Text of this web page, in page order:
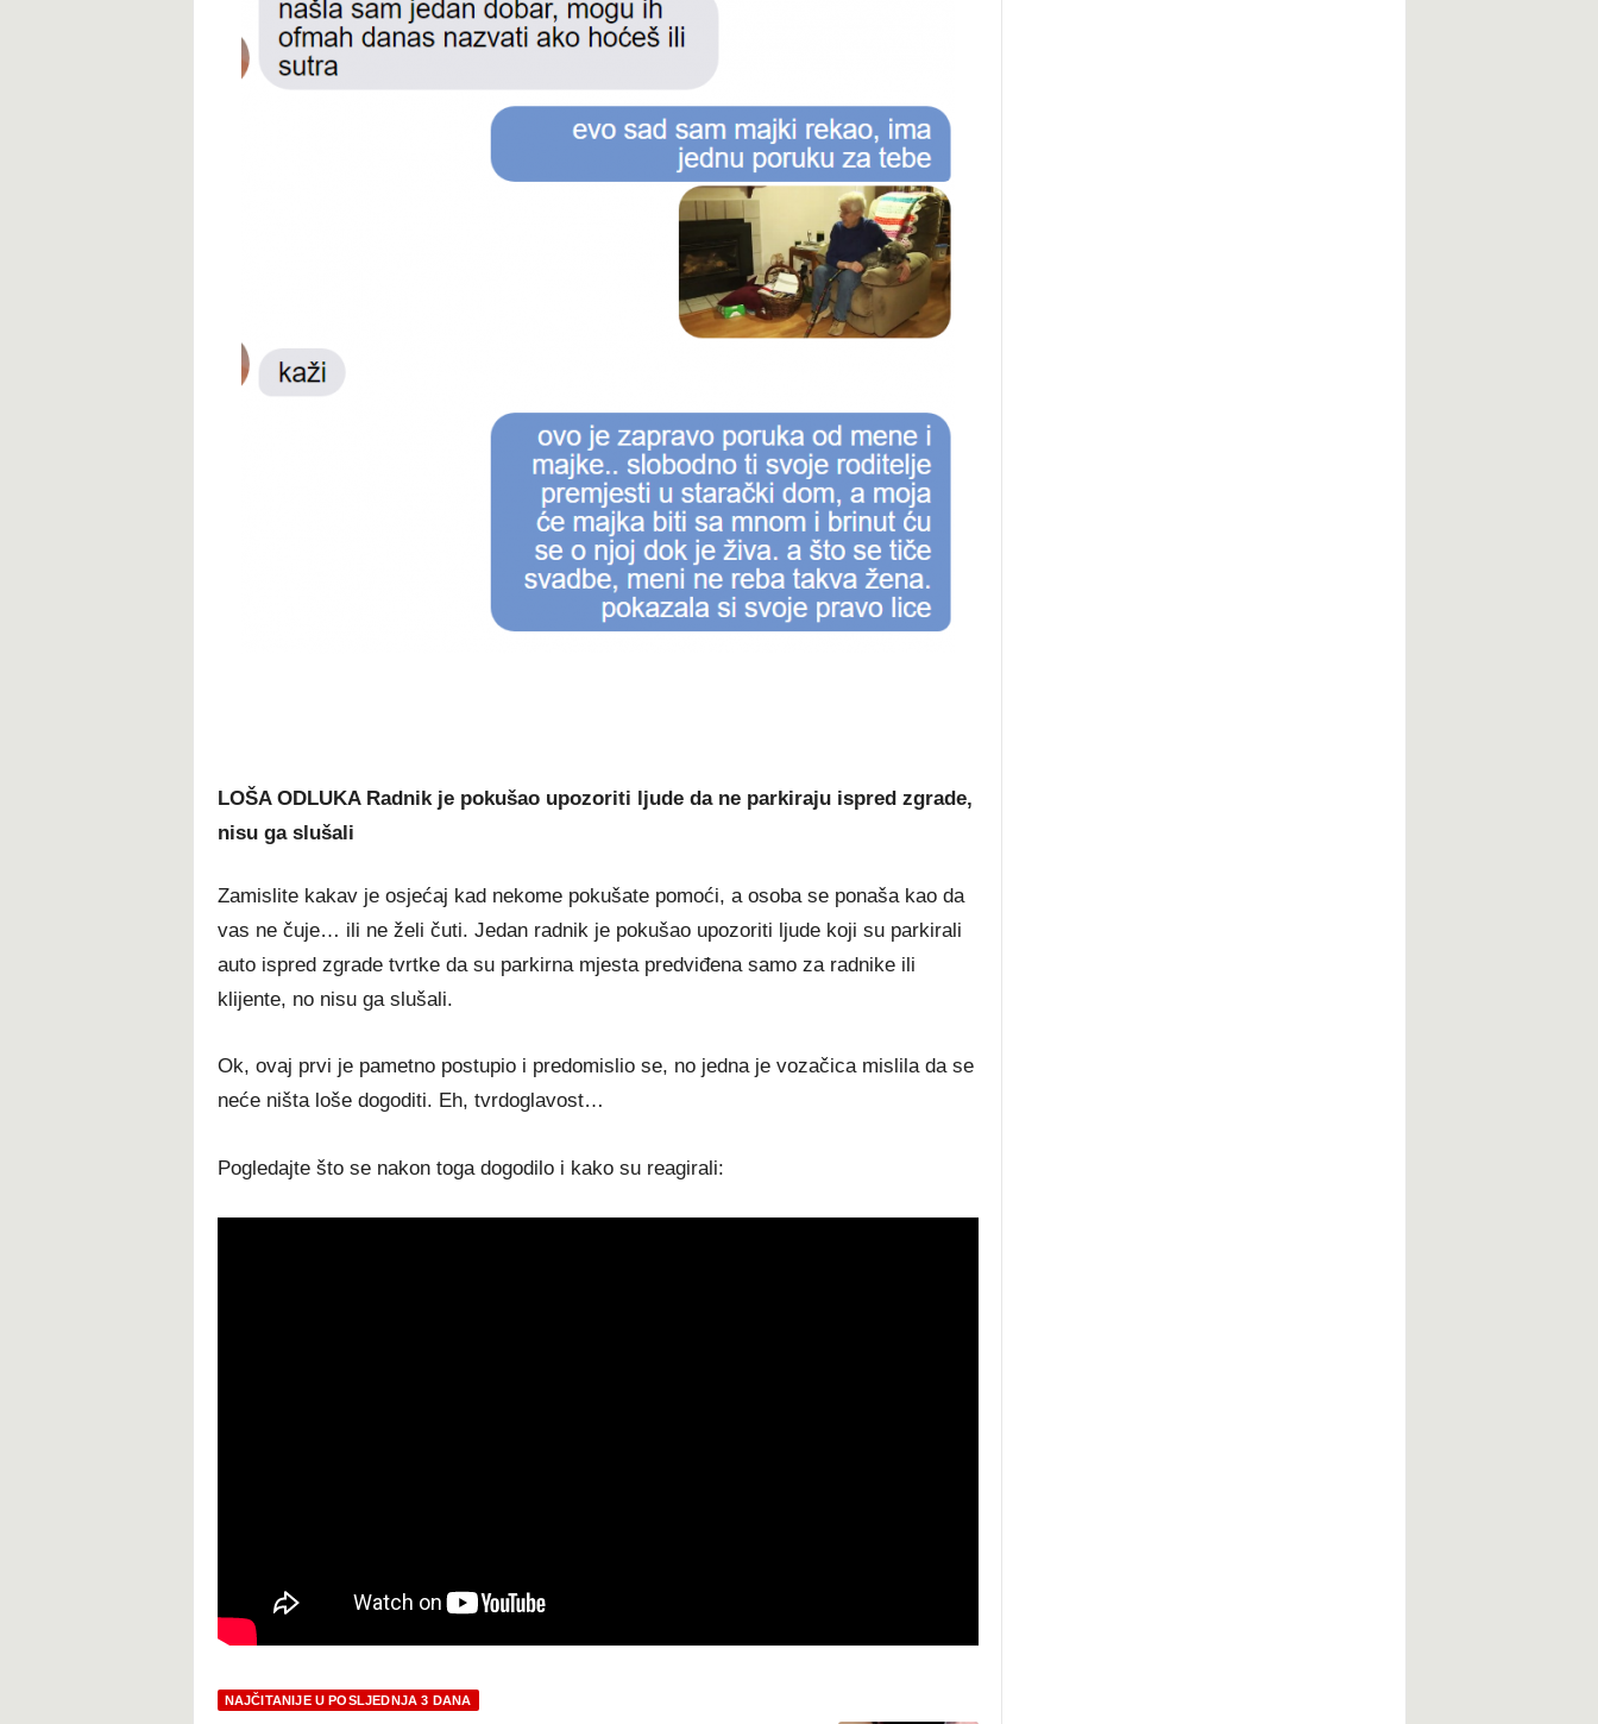
LOŠA ODLUKA Radnik je pokušao upozoriti ljude da ne parkiraju ispred zgrade,
nisu ga slušali
Zamislite kakav je osjećaj kad nekome pokušate pomoći, a osoba se ponaša kao da
vas ne čuje… ili ne želi čuti. Jedan radnik je pokušao upozoriti ljude koji su parkirali
auto ispred zgrade tvrtke da su parkirna mjesta predviđena samo za radnike ili
klijente, no nisu ga slušali.
Ok, ovaj prvi je pametno postupio i predomislio se, no jedna je vozačica mislila da se
neće ništa loše dogoditi. Eh, tvrdoglavost…
Pogledajte što se nakon toga dogodilo i kako su reagirali:
NAJČITANIJE U POSLJEDNJA 3 DANA